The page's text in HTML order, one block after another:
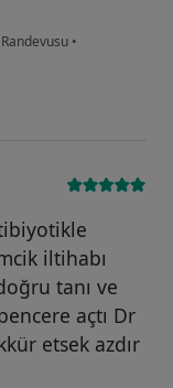
•
iltihabı
tanı ve
açtı Dr
etsek azdır